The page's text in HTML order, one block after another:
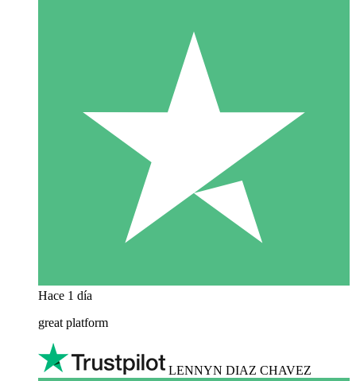
Hace 1 día
great platform
LENNYN DIAZ CHAVEZ